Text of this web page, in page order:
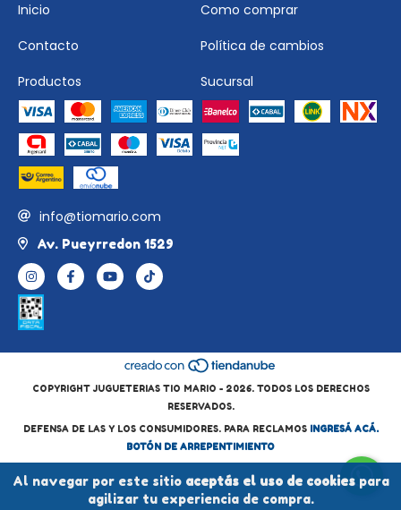
Al navegar por este sitio aceptás el uso de cookiespara
agilizar tu experiencia de compra.
Inicio
Como comprar
Contacto
Política de cambios
Productos
Sucursal
info@tiomario.com
Av. Pueyrredon 1529
COPYRIGHT JUGUETERIAS TIO MARIO - 2026. TODOS LOS DERECHOS
RESERVADOS.
DEFENSA DE LAS Y LOS CONSUMIDORES. PARA RECLAMOS
INGRESÁ ACÁ.
BOTÓN DE ARREPENTIMIENTO